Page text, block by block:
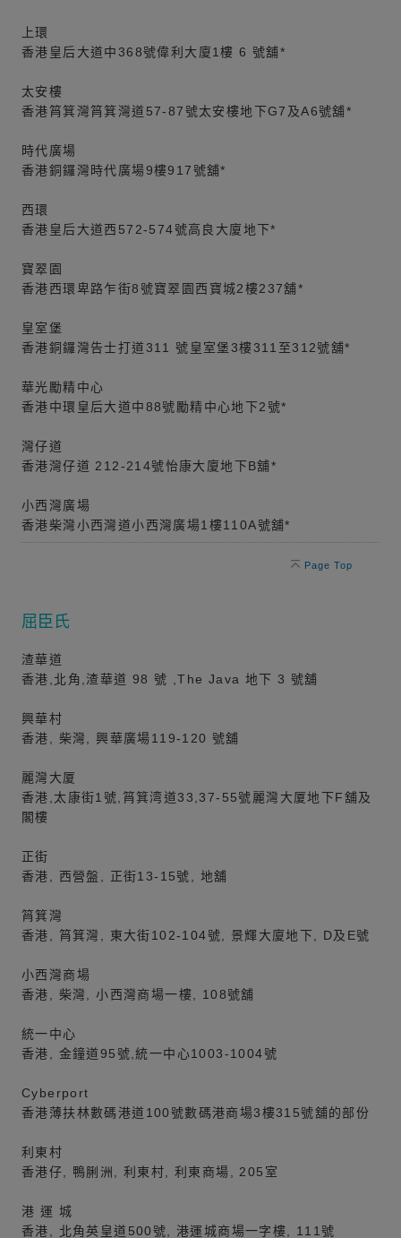
上環
香港皇后大道中368號偉利大廈1樓 6 號舖*
太安樓
香港筲箕灣筲箕灣道57-87號太安樓地下G7及A6號舖*
時代廣場
香港銅鑼灣時代廣場9樓917號舖*
西環
香港皇后大道西572-574號高良大廈地下*
寶翠園
香港西環卑路乍街8號寶翠園西寶城2樓237舖*
皇室堡
香港銅鑼灣告士打道311 號皇室堡3樓311至312號舖*
華光勵精中心
香港中環皇后大道中88號勵精中心地下2號*
灣仔道
香港灣仔道 212-214號怡康大廈地下B舖*
小西灣廣場
香港柴灣小西灣道小西灣廣場1樓110A號舖*
Page Top
屈臣氏
渣華道
香港,北角,渣華道 98 號 ,The Java 地下 3 號舖
興華村
香港, 柴灣, 興華廣場119-120 號舖
麗灣大厦
香港,太康街1號,筲箕湾道33,37-55號麗灣大厦地下F舖及
閣樓
正街
香港, 西營盤, 正街13-15號, 地舖
筲箕灣
香港, 筲箕灣, 東大街102-104號, 景輝大廈地下, D及E號
小西灣商場
香港, 柴灣, 小西灣商場一樓, 108號舖
統一中心
香港, 金鐘道95號,統一中心1003-1004號
Cyberport
香港薄扶林數碼港道100號數碼港商場3樓315號舖的部份
利東村
香港仔, 鴨脷洲, 利東村, 利東商場, 205室
港 運 城
香港, 北角英皇道500號, 港運城商場一字樓, 111號